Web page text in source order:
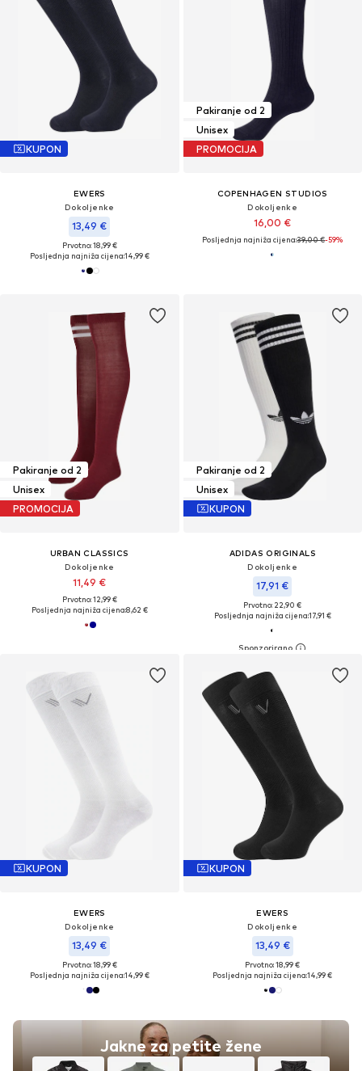
KUPON
EWERS
Dokoljenke
13,49 €
Prvotno: 18,99 €
Posljednja najniža cijena:14,99 €
Pakiranje od 2
Unisex
PROMOCIJA
COPENHAGEN STUDIOS
Dokoljenke
16,00 €
Posljednja najniža cijena:39,00 €-59%
Pakiranje od 2
Unisex
PROMOCIJA
URBAN CLASSICS
Dokoljenke
11,49 €
Prvotno: 12,99 €
Posljednja najniža cijena:8,62 €
Pakiranje od 2
Unisex
KUPON
ADIDAS ORIGINALS
Dokoljenke
17,91 €
Prvotno: 22,90 €
Posljednja najniža cijena:17,91 €
KUPON
EWERS
Dokoljenke
13,49 €
Prvotno: 18,99 €
Posljednja najniža cijena:14,99 €
KUPON
EWERS
Dokoljenke
13,49 €
Prvotno: 18,99 €
Posljednja najniža cijena:14,99 €
Jakne za petite žene